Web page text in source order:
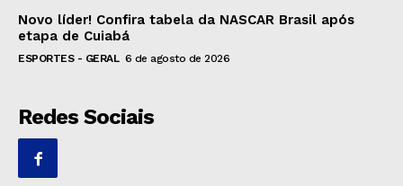
Novo líder! Confira tabela da NASCAR Brasil após
etapa de Cuiabá
ESPORTES - GERAL 6 de agosto de 2026
Redes Sociais